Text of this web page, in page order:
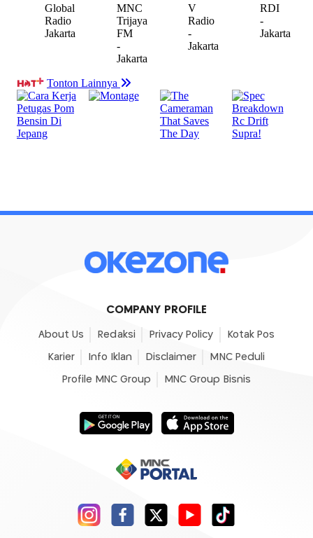
COMPANY PROFILE
About Us Redaksi Privacy Policy Kotak Pos
Karier Info Iklan Disclaimer MNC Peduli
Profile MNC Group MNC Group Bisnis